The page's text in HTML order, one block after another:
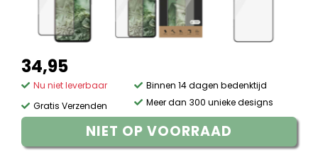
34,95
Nu niet leverbaar
Gratis Verzenden
Binnen 14 dagen bedenktijd
Meer dan 300 unieke designs
NIET OP VOORRAAD